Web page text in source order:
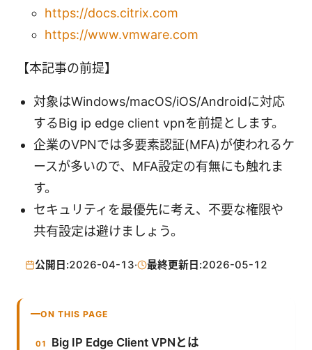
https://docs.citrix.com
https://www.vmware.com
【本記事の前提】
対象はWindows/macOS/iOS/Androidに対応
するBig ip edge client vpnを前提とします。
企業のVPNでは多要素認証(MFA)が使われるケ
ースが多いので、MFA設定の有無にも触れま
す。
セキュリティを最優先に考え、不要な権限や
共有設定は避けましょう。
公開日:2026-04-13· 最終更新日:2026-05-12
ON THIS PAGE
Big IP Edge Client VPNとは